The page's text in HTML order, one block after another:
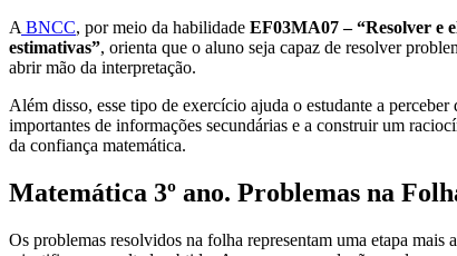
A BNCC, por meio da habilidade EF03MA07 – “Resolver e
estimativas”, orienta que o aluno seja capaz de resolver
abrir mão da interpretação.
Além disso, esse tipo de exercício ajuda o estudante a
importantes de informações secundárias e a construir um
da confiança matemática.
Matemática 3º ano. Problemas na
Os problemas resolvidos na folha representam uma etapa mais